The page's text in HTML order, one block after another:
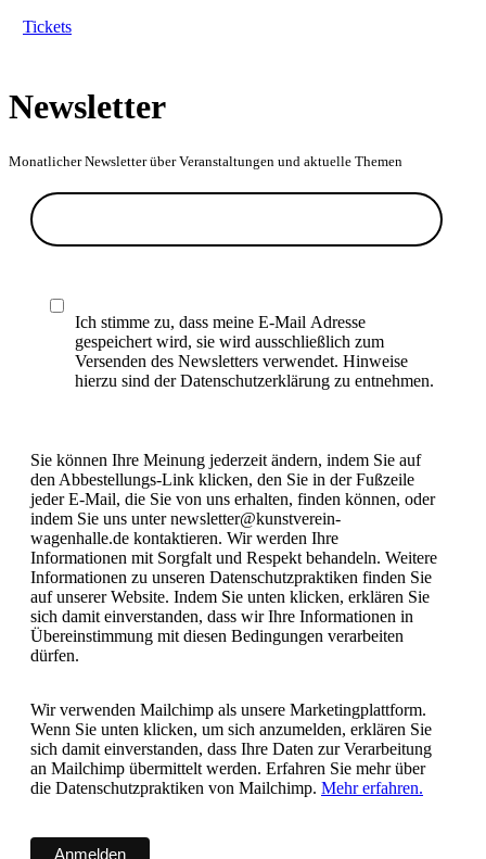
Tickets
Newsletter
Monatlicher Newsletter über Veranstaltungen und aktuelle Themen
Ich stimme zu, dass meine E-Mail Adresse
gespeichert wird, sie wird ausschließlich zum
Versenden des Newsletters verwendet. Hinweise
hierzu sind der Datenschutzerklärung zu entnehmen.
Sie können Ihre Meinung jederzeit ändern, indem Sie auf
den Abbestellungs-Link klicken, den Sie in der Fußzeile
jeder E-Mail, die Sie von uns erhalten, finden können, oder
indem Sie uns unter newsletter@kunstverein-
wagenhalle.de kontaktieren. Wir werden Ihre
Informationen mit Sorgfalt und Respekt behandeln. Weitere
Informationen zu unseren Datenschutzpraktiken finden Sie
auf unserer Website. Indem Sie unten klicken, erklären Sie
sich damit einverstanden, dass wir Ihre Informationen in
Übereinstimmung mit diesen Bedingungen verarbeiten
dürfen.
Wir verwenden Mailchimp als unsere Marketingplattform.
Wenn Sie unten klicken, um sich anzumelden, erklären Sie
sich damit einverstanden, dass Ihre Daten zur Verarbeitung
an Mailchimp übermittelt werden. Erfahren Sie mehr über
die Datenschutzpraktiken von Mailchimp. Mehr erfahren.